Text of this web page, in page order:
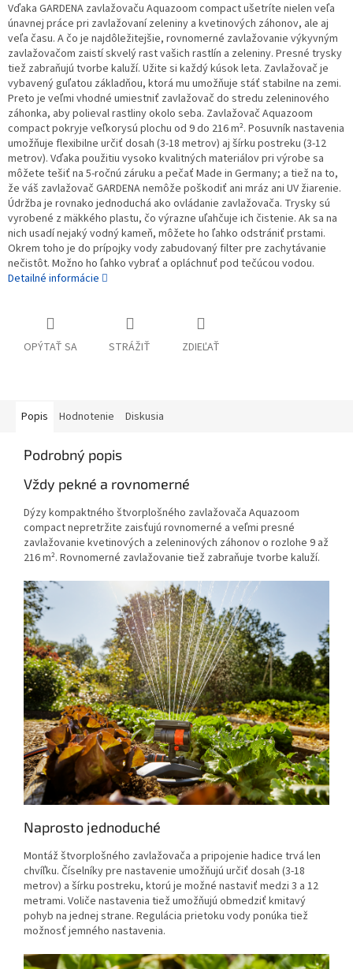
Vďaka GARDENA zavlažovaču Aquazoom compact ušetríte nielen veľa
únavnej práce pri zavlažovaní zeleniny a kvetinových záhonov, ale aj
veľa času. A čo je najdôležitejšie, rovnomerné zavlažovanie výkyvným
zavlažovačom zaistí skvelý rast vašich rastlín a zeleniny. Presné trysky
tiež zabraňujú tvorbe kaluží. Užite si každý kúsok leta. Zavlažovač je
vybavený guľatou základňou, ktorá mu umožňuje stáť stabilne na zemi.
Preto je veľmi vhodné umiestniť zavlažovač do stredu zeleninového
záhonka, aby polieval rastliny okolo seba. Zavlažovač Aquazoom
compact pokryje veľkorysú plochu od 9 do 216 m². Posuvník nastavenia
umožňuje flexibilne určiť dosah (3-18 metrov) aj šírku postreku (3-12
metrov). Vďaka použitiu vysoko kvalitných materiálov pri výrobe sa
môžete tešiť na 5-ročnú záruku a pečať Made in Germany; a tiež na to,
že váš zavlažovač GARDENA nemôže poškodiť ani mráz ani UV žiarenie.
Údržba je rovnako jednoduchá ako ovládanie zavlažovača. Trysky sú
vyrobené z mäkkého plastu, čo výrazne uľahčuje ich čistenie. Ak sa na
nich usadí nejaký vodný kameň, môžete ho ľahko odstrániť prstami.
Okrem toho je do prípojky vody zabudovaný filter pre zachytávanie
nečistôt. Možno ho ľahko vybrať a opláchnuť pod tečúcou vodou.
Detailné informácie
OPÝTAŤ SA STRÁŽIŤ ZDIEĽAŤ
Popis Hodnotenie Diskusia
Podrobný popis
Vždy pekné a rovnomerné
Dýzy kompaktného štvorplošného zavlažovača Aquazoom
compact nepretržite zaisťujú rovnomerné a veľmi presné
zavlažovanie kvetinových a zeleninových záhonov o rozlohe 9 až
216 m². Rovnomerné zavlažovanie tiež zabraňuje tvorbe kaluží.
Naprosto jednoduché
Montáž štvorplošného zavlažovača a pripojenie hadice trvá len
chvíľku. Číselníky pre nastavenie umožňujú určiť dosah (3-18
metrov) a šírku postreku, ktorú je možné nastaviť medzi 3 a 12
metrami. Voliče nastavenia tiež umožňujú obmedziť kmitavý
pohyb na jednej strane. Regulácia prietoku vody ponúka tiež
možnosť jemného nastavenia.